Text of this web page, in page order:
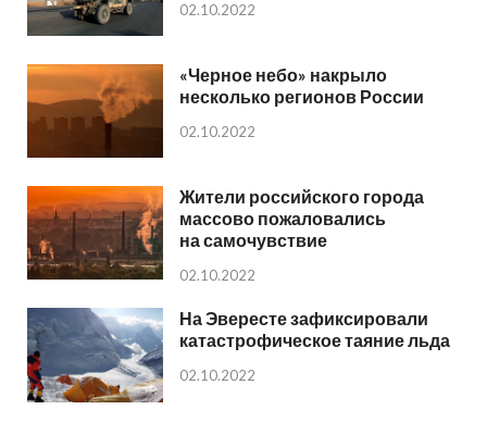
02.10.2022
«Черное небо» накрыло
несколько регионов России
02.10.2022
Жители российского города
массово пожаловались
на самочувствие
02.10.2022
На Эвересте зафиксировали
катастрофическое таяние льда
02.10.2022